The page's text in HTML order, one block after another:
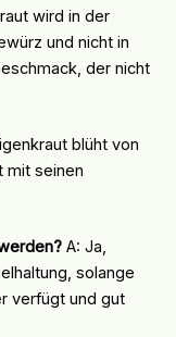
wird in der
und nicht in
der nicht
blüht von
mit seinen
A: Ja,
solange
verfügt und gut